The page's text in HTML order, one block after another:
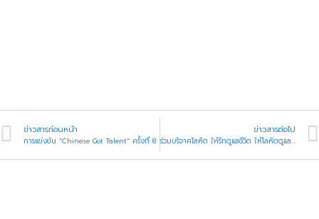
ข่าวสารก่อนหน้า
การแข่งขัน “Chinese Got Talent” ครั้งที่ 8
ข่าวสารต่อไป
ร่วมบริจาคโลหิต ให้รักดูแลชีวิต ให้โลหิตดูแลผู้ป่วย